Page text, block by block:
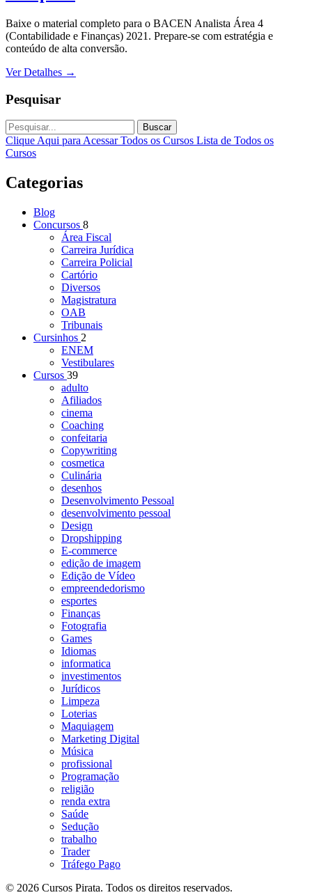
Baixe o material completo para o BACEN Analista Área 4
(Contabilidade e Finanças) 2021. Prepare-se com estratégia e
conteúdo de alta conversão.
Ver Detalhes →
Pesquisar
Buscar
Clique Aqui para Acessar Todos os Cursos Lista de Todos os
Cursos
Categorias
Blog
Concursos 8
Área Fiscal
Carreira Jurídica
Carreira Policial
Cartório
Diversos
Magistratura
OAB
Tribunais
Cursinhos 2
ENEM
Vestibulares
Cursos 39
adulto
Afiliados
cinema
Coaching
confeitaria
Copywriting
cosmetica
Culinária
desenhos
Desenvolvimento Pessoal
desenvolvimento pessoal
Design
Dropshipping
E-commerce
edição de imagem
Edição de Vídeo
empreendedorismo
esportes
Finanças
Fotografia
Games
Idiomas
informatica
investimentos
Jurídicos
Limpeza
Loterias
Maquiagem
Marketing Digital
Música
profissional
Programação
religião
renda extra
Saúde
Sedução
trabalho
Trader
Tráfego Pago
© 2026 Cursos Pirata. Todos os direitos reservados.